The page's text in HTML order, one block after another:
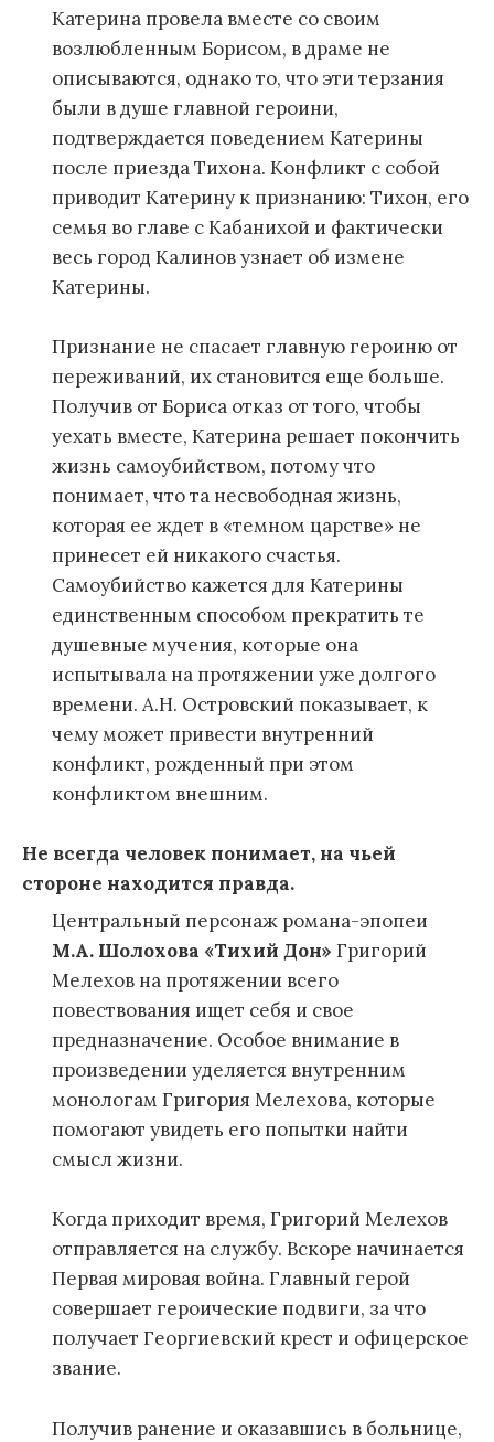
Катерина провела вместе со своим
возлюбленным Борисом, в драме не
описываются, однако то, что эти терзания
были в душе главной героини,
подтверждается поведением Катерины
после приезда Тихона. Конфликт с собой
приводит Катерину к признанию: Тихон, его
семья во главе с Кабанихой и фактически
весь город Калинов узнает об измене
Катерины.
Признание не спасает главную героиню от
переживаний, их становится еще больше.
Получив от Бориса отказ от того, чтобы
уехать вместе, Катерина решает покончить
жизнь самоубийством, потому что
понимает, что та несвободная жизнь,
которая ее ждет в «темном царстве» не
принесет ей никакого счастья.
Самоубийство кажется для Катерины
единственным способом прекратить те
душевные мучения, которые она
испытывала на протяжении уже долгого
времени. А.Н. Островский показывает, к
чему может привести внутренний
конфликт, рожденный при этом
конфликтом внешним.
Не всегда человек понимает, на чьей
стороне находится правда.
Центральный персонаж романа-эпопеи
М.А. Шолохова «Тихий Дон» Григорий
Мелехов на протяжении всего
повествования ищет себя и свое
предназначение. Особое внимание в
произведении уделяется внутренним
монологам Григория Мелехова, которые
помогают увидеть его попытки найти
смысл жизни.
Когда приходит время, Григорий Мелехов
отправляется на службу. Вскоре начинается
Первая мировая война. Главный герой
совершает героические подвиги, за что
получает Георгиевский крест и офицерское
звание.
Получив ранение и оказавшись в больнице,